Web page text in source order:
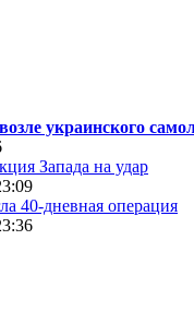
украинского
Запада на удар
40-дневная операция